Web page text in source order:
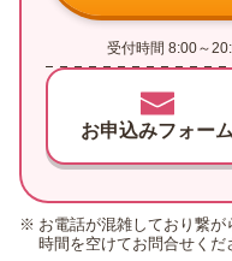
受付時間 8:00～
お申込みフォーム
お電話が混雑しており繋
時間を空けてお問合せくだ